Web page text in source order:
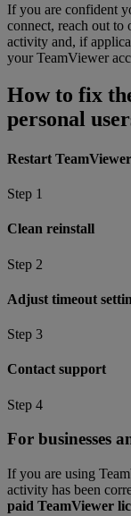
If you are confident
connect, reach out to
activity and, if
your TeamViewer
How to fix
personal
Restart TeamViewer
Step 1
Clean reinstall
Step 2
Adjust timeout
Step 3
Contact support
Step 4
For businesses
If you are using
activity has been
paid TeamViewer